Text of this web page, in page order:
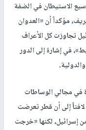
الاستيطان في الضفة
مؤكداً أن «العدوان
تجاوزت كل الأعراف
في إشارة إلى الدور
في مجالي الوساطات
لافتاً إلى أن قطر تعرضت
إسرائيل، لكنها «خرجت